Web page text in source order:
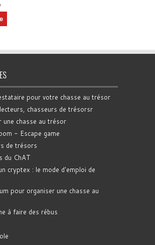
pour votre chasse au trésor
chasseurs de trésorsr
une chasse au trésor
- Escape game
de trésors
du ChAT
cryptex : le mode d'emploi de
pour organiser une chasse au
à faire des rébus